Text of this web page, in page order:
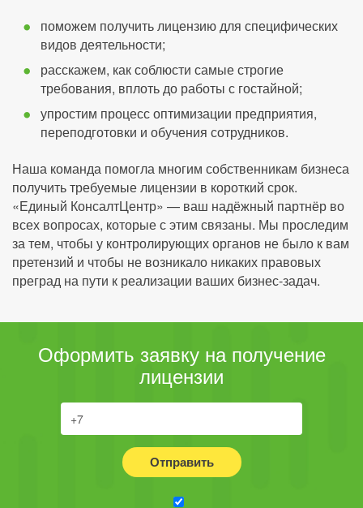
поможем получить лицензию для специфических
видов деятельности;
расскажем, как соблюсти самые строгие
требования, вплоть до работы с гостайной;
упростим процесс оптимизации предприятия,
переподготовки и обучения сотрудников.
Наша команда помогла многим собственникам бизнеса
получить требуемые лицензии в короткий срок.
«Единый КонсалтЦентр» — ваш надёжный партнёр во
всех вопросах, которые с этим связаны. Мы проследим
за тем, чтобы у контролирующих органов не было к вам
претензий и чтобы не возникало никаких правовых
преград на пути к реализации ваших бизнес-задач.
Оформить заявку на получение
лицензии
Отправить